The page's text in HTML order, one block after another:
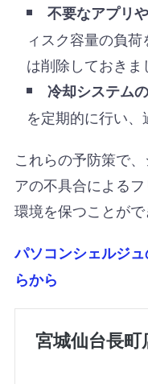
不要なアプリ
ィスク容量の負
は削除しておきま
冷却システム
を定期的に行い、
これらの予防策で
アの不具合による
環境を保つことがで
パソコンシェルジ
らから